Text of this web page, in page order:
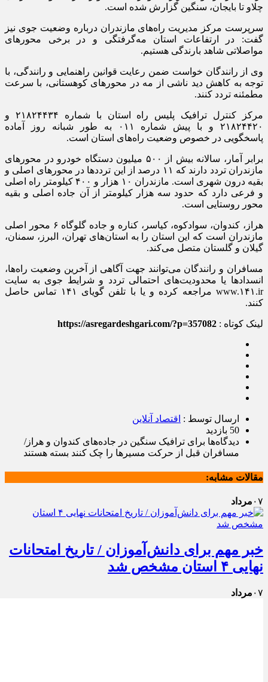
چلاو تا بایجان، سنگین گزارش شده است.
سرپرست مرکز مدیریت راه‌های مازندران درباره وضعیت جوی نیز
گفت: در ارتفاعات استان مه‌گرفتگی و در برخی محور‌های
مواصلاتی شاهد بارندگی هستیم.
وی از رانندگان خواست ضمن رعایت قوانین راهنمایی و رانندگی، با
توجه به کاهش دید ناشی از مه در محور‌های کوهستانی، با سرعت
مطمئنه تردد کنند.
مرکز کنترل ترافیک پلیس راه استان با شماره ۲۱۸۲۴۴۳۴ و
۲۱۸۲۴۴۲۰ و با پیش شماره ۰۱۱ به طور شبانه روز آماده
پاسخگویی در خصوص وضعیت راه‌های استان است.
برابر آمار، سالانه بیش از ۵۰۰ میلیون دستگاه خودرو در محور‌های
مازندران تردد دارند که ۱۱ درصد از این تردد‌ها در محور‌های اصلی و
بقیه درون شهری است. مازندران ۱۰ هزار و ۴۰۰ کیلومتر راه اصلی
و فرعی دارد که حدود سه هزار کیلومتر از آن جاده اصلی و بقیه
محور روستایی است.
هراز، کندوان، سوادکوه، کیاسر، کناره و جاده گلوگاه ۶ محور اصلی
مازندران است که این استان را به استان‌های تهران، البرز، سمنان،
گیلان و گلستان متصل می‌کند.
مسافران و رانندگان می‌توانند جهت آگاهی از آخرین وضعیت راه‌ها،
انسداد‌ها یا محدودیت‌های احتمالی تردد و شرایط جوی به سایت
www.۱۴۱.ir مراجعه کرده و یا با تلفن گویای ۱۴۱ تماس حاصل
کنند.
لینک کوتاه : https://asregardeshgari.com/?p=357082
ارسال توسط : اقتصاد آنلاین
50 بازدید
دیدگاه‌ها برای ترافیک سنگین در جاده‌های کندوان و هراز/
مسافران قبل از حرکت مسیرها را چک کنند بسته هستند
مقالات مشابه:
۰۷ مرداد
خبر مهم برای دانش‌آموزان / تاریخ امتحانات
نهایی ۴ استان مشخص شد
۰۷ مرداد